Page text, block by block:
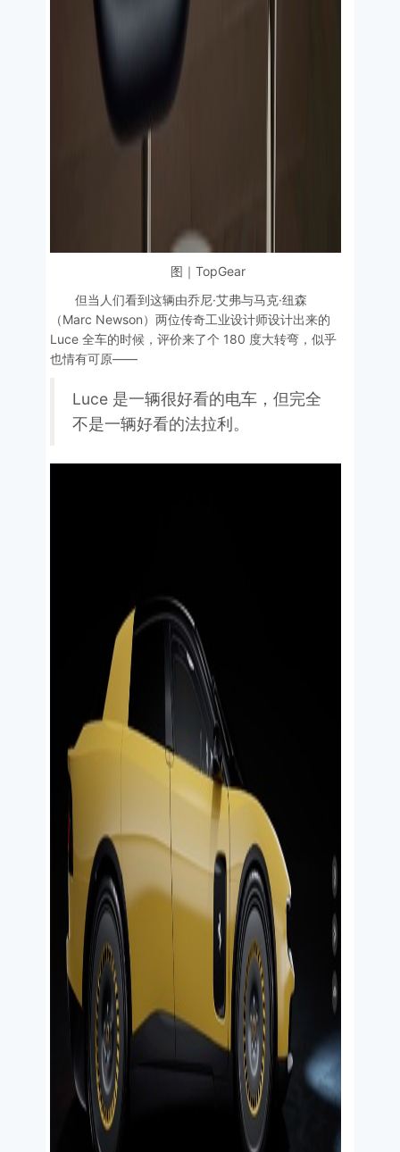
图｜TopGear
但当人们看到这辆由乔尼·艾弗与马克·纽森
（Marc Newson）两位传奇工业设计师设计出来的
Luce 全车的时候，评价来了个 180 度大转弯，似乎
也情有可原——
Luce 是一辆很好看的电车，但完全
不是一辆好看的法拉利。